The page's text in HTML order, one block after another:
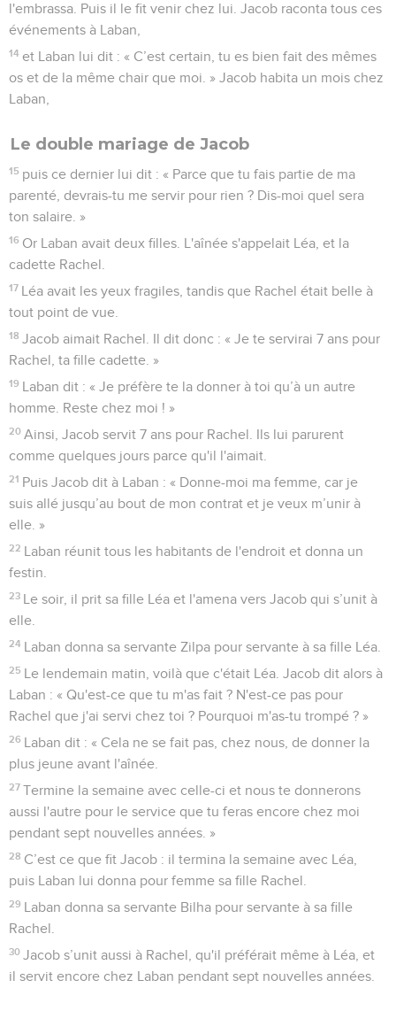
l'embrassa. Puis il le fit venir chez lui. Jacob raconta tous ces
événements à Laban,
14 et Laban lui dit : « C’est certain, tu es bien fait des mêmes
os et de la même chair que moi. » Jacob habita un mois chez
Laban,
Le double mariage de Jacob
15 puis ce dernier lui dit : « Parce que tu fais partie de ma
parenté, devrais-tu me servir pour rien ? Dis-moi quel sera
ton salaire. »
16 Or Laban avait deux filles. L'aînée s'appelait Léa, et la
cadette Rachel.
17 Léa avait les yeux fragiles, tandis que Rachel était belle à
tout point de vue.
18 Jacob aimait Rachel. Il dit donc : « Je te servirai 7 ans pour
Rachel, ta fille cadette. »
19 Laban dit : « Je préfère te la donner à toi qu’à un autre
homme. Reste chez moi ! »
20 Ainsi, Jacob servit 7 ans pour Rachel. Ils lui parurent
comme quelques jours parce qu'il l'aimait.
21 Puis Jacob dit à Laban : « Donne-moi ma femme, car je
suis allé jusqu’au bout de mon contrat et je veux m’unir à
elle. »
22 Laban réunit tous les habitants de l'endroit et donna un
festin.
23 Le soir, il prit sa fille Léa et l'amena vers Jacob qui s’unit à
elle.
24 Laban donna sa servante Zilpa pour servante à sa fille Léa.
25 Le lendemain matin, voilà que c'était Léa. Jacob dit alors à
Laban : « Qu'est-ce que tu m'as fait ? N'est-ce pas pour
Rachel que j'ai servi chez toi ? Pourquoi m'as-tu trompé ? »
26 Laban dit : « Cela ne se fait pas, chez nous, de donner la
plus jeune avant l'aînée.
27 Termine la semaine avec celle-ci et nous te donnerons
aussi l'autre pour le service que tu feras encore chez moi
pendant sept nouvelles années. »
28 C’est ce que fit Jacob : il termina la semaine avec Léa,
puis Laban lui donna pour femme sa fille Rachel.
29 Laban donna sa servante Bilha pour servante à sa fille
Rachel.
30 Jacob s’unit aussi à Rachel, qu'il préférait même à Léa, et
il servit encore chez Laban pendant sept nouvelles années.